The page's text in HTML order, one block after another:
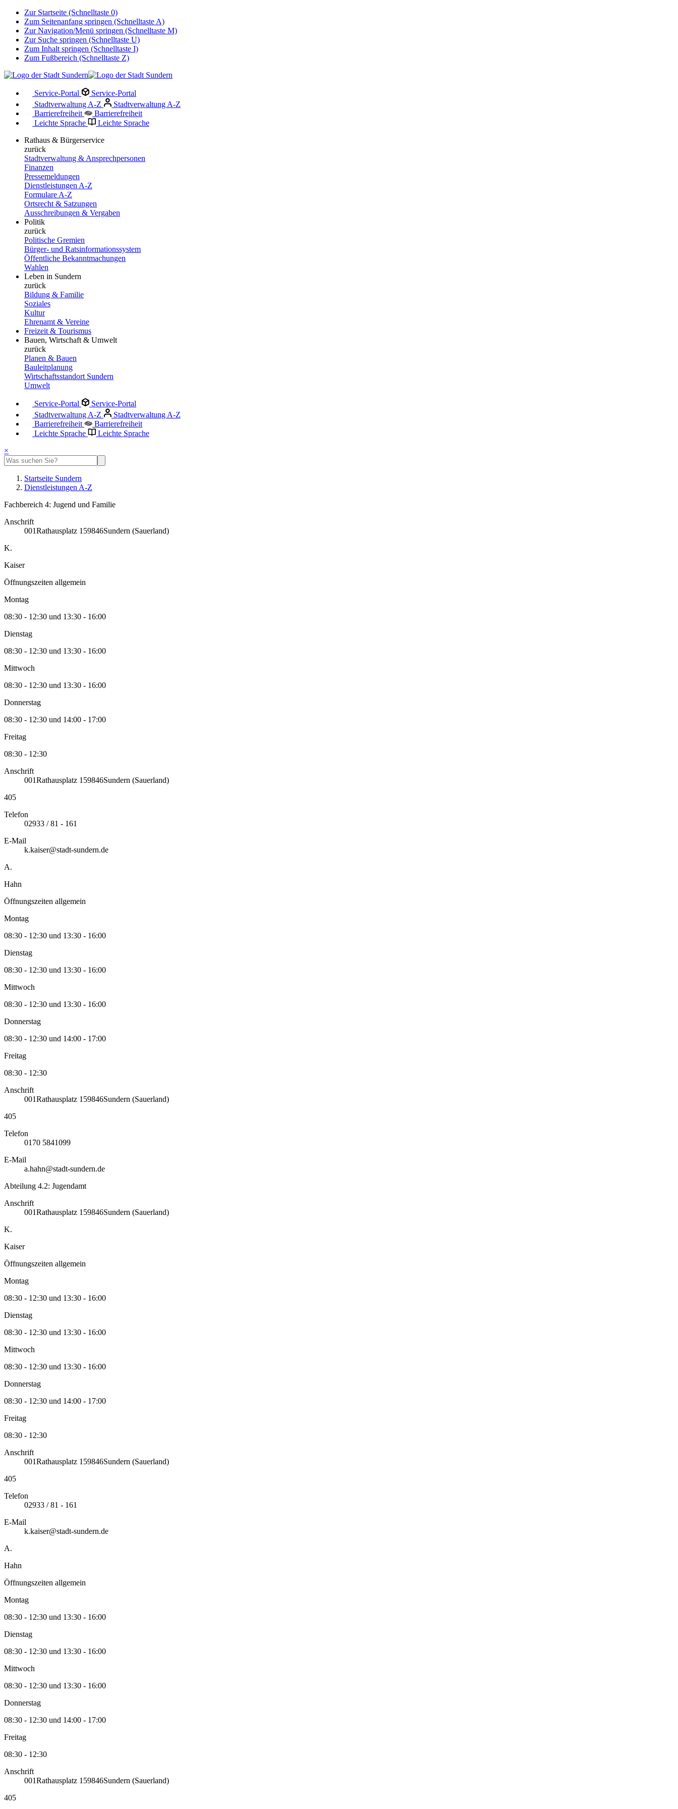
Zur Startseite (Schnelltaste 0)
Zum Seitenanfang springen (Schnelltaste A)
Zur Navigation/Menü springen (Schnelltaste M)
Zur Suche springen (Schnelltaste U)
Zum Inhalt springen (Schnelltaste I)
Zum Fußbereich (Schnelltaste Z)
Service-Portal
Service-Portal
Stadtverwaltung A-Z
Stadtverwaltung A-Z
Barrierefreiheit
Barrierefreiheit
Leichte Sprache
Leichte Sprache
Rathaus & Bürgerservice
zurück
Stadtverwaltung & Ansprechpersonen
Finanzen
Pressemeldungen
Dienstleistungen A-Z
Formulare A-Z
Ortsrecht & Satzungen
Ausschreibungen & Vergaben
Politik
zurück
Politische Gremien
Bürger- und Ratsinformationssystem
Öffentliche Bekanntmachungen
Wahlen
Leben in Sundern
zurück
Bildung & Familie
Soziales
Kultur
Ehrenamt & Vereine
Freizeit & Tourismus
Bauen, Wirtschaft & Umwelt
zurück
Planen & Bauen
Bauleitplanung
Wirtschaftsstandort Sundern
Umwelt
Service-Portal
Service-Portal
Stadtverwaltung A-Z
Stadtverwaltung A-Z
Barrierefreiheit
Barrierefreiheit
Leichte Sprache
Leichte Sprache
×
Startseite Sundern
Dienstleistungen A-Z
Fachbereich 4: Jugend und Familie
Anschrift
001Rathausplatz 1 59846Sundern (Sauerland)
K.
Kaiser
Öffnungszeiten allgemein
Montag
08:30 - 12:30 und 13:30 - 16:00
Dienstag
08:30 - 12:30 und 13:30 - 16:00
Mittwoch
08:30 - 12:30 und 13:30 - 16:00
Donnerstag
08:30 - 12:30 und 14:00 - 17:00
Freitag
08:30 - 12:30
Anschrift
001Rathausplatz 1 59846Sundern (Sauerland)
405
Telefon
02933 / 81 - 161
E-Mail
k.kaiser@stadt-sundern.de
A.
Hahn
Öffnungszeiten allgemein
Montag
08:30 - 12:30 und 13:30 - 16:00
Dienstag
08:30 - 12:30 und 13:30 - 16:00
Mittwoch
08:30 - 12:30 und 13:30 - 16:00
Donnerstag
08:30 - 12:30 und 14:00 - 17:00
Freitag
08:30 - 12:30
Anschrift
001Rathausplatz 1 59846Sundern (Sauerland)
405
Telefon
0170 5841099
E-Mail
a.hahn@stadt-sundern.de
Abteilung 4.2: Jugendamt
Anschrift
001Rathausplatz 1 59846Sundern (Sauerland)
K.
Kaiser
Öffnungszeiten allgemein
Montag
08:30 - 12:30 und 13:30 - 16:00
Dienstag
08:30 - 12:30 und 13:30 - 16:00
Mittwoch
08:30 - 12:30 und 13:30 - 16:00
Donnerstag
08:30 - 12:30 und 14:00 - 17:00
Freitag
08:30 - 12:30
Anschrift
001Rathausplatz 1 59846Sundern (Sauerland)
405
Telefon
02933 / 81 - 161
E-Mail
k.kaiser@stadt-sundern.de
A.
Hahn
Öffnungszeiten allgemein
Montag
08:30 - 12:30 und 13:30 - 16:00
Dienstag
08:30 - 12:30 und 13:30 - 16:00
Mittwoch
08:30 - 12:30 und 13:30 - 16:00
Donnerstag
08:30 - 12:30 und 14:00 - 17:00
Freitag
08:30 - 12:30
Anschrift
001Rathausplatz 1 59846Sundern (Sauerland)
405